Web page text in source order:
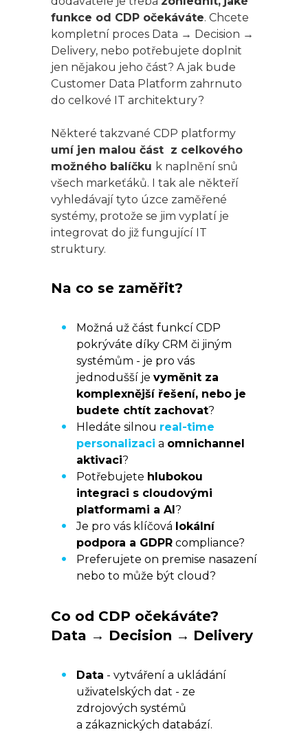
funkce od CDP očekáváte. Chcete
kompletní proces Data → Decision →
Delivery, nebo potřebujete doplnit
jen nějakou jeho část? A jak bude
Customer Data Platform zahrnuto
do celkové IT architektury?
Některé takzvané CDP platformy
umí jen malou část z celkového
možného balíčku k naplnění snů
všech markeťáků. I tak ale někteří
vyhledávají tyto úzce zaměřené
systémy, protože se jim vyplatí je
integrovat do již fungující IT
struktury.
Na co se zaměřit?
Možná už část funkcí CDP
pokrýváte díky CRM či jiným
systémům - je pro vás
jednodušší je vyměnit za
komplexnější řešení, nebo je
budete chtít zachovat?
Hledáte silnou real-time
personalizaci a omnichannel
aktivaci?
Potřebujete hlubokou
integraci s cloudovými
platformami a AI?
Je pro vás klíčová lokální
podpora a GDPR compliance?
Preferujete on premise nasazení
nebo to může být cloud?
Co od CDP očekáváte?
Data → Decision → Delivery
Data - vytváření a ukládání
uživatelských dat - ze
zdrojových systémů
a zákaznických databází.